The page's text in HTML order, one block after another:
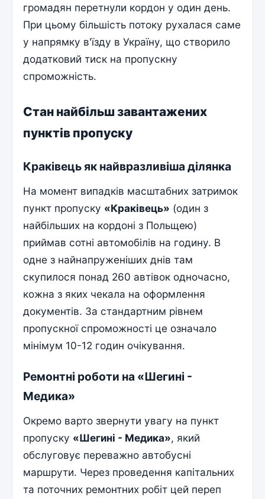
громадян перетнули кордон у один день.
При цьому більшість потоку рухалася саме
у напрямку в'їзду в Україну, що створило
додатковий тиск на пропускну
спроможність.
Стан найбільш завантажених
пунктів пропуску
Краківець як найвразливіша ділянка
На момент випадків масштабних затримок
пункт пропуску «Краківець» (один з
найбільших на кордоні з Польщею)
приймав сотні автомобілів на годину. В
одне з найнапруженіших днів там
скупилося понад 260 автівок одночасно,
кожна з яких чекала на оформлення
документів. За стандартним рівнем
пропускної спроможності це означало
мінімум 10-12 годин очікування.
Ремонтні роботи на «Шегині -
Медика»
Окремо варто звернути увагу на пункт
пропуску «Шегині - Медика», який
обслуговує переважно автобусні
маршрути. Через проведення капітальних
та поточних ремонтних робіт цей переп